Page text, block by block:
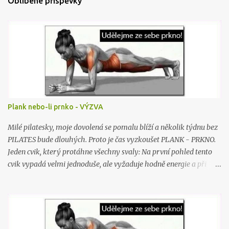
Plank nebo-li prnko - VÝZVA
Milé pilatesky, moje dovolená se pomalu blíží a několik týdnu bez
PILATES bude dlouhých. Proto je čas vyzkoušet PLANK - PRKNO.
Jeden cvik, který protáhne všechny svaly: Na první pohled tento
cvik vypadá velmi jednoduše, ale vyžaduje hodně energie a při
této „prkenné“ pozici musíte vydržet po dobu cca 4,5 minut.
Zpočátku to bude velmi obtížné a budete mít problém vydržet 2
minuty, ale cvičení dělá mistra, a tak se s postupem času určitě